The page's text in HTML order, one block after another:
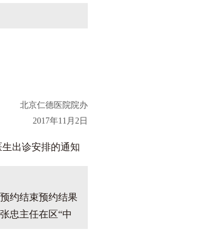
北京仁德医院院办
2017年11月2日
生出诊安排的通知
约结束预约结果
忠主任在区“中